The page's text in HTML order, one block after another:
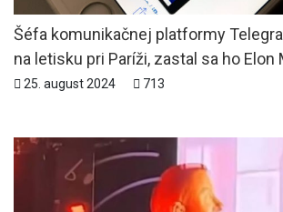
Šéfa komunikačnej platformy
na letisku pri Paríži, zastal sa ho Elon
25. august 2024 713